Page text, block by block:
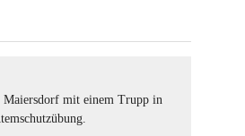
mit einem Trupp in